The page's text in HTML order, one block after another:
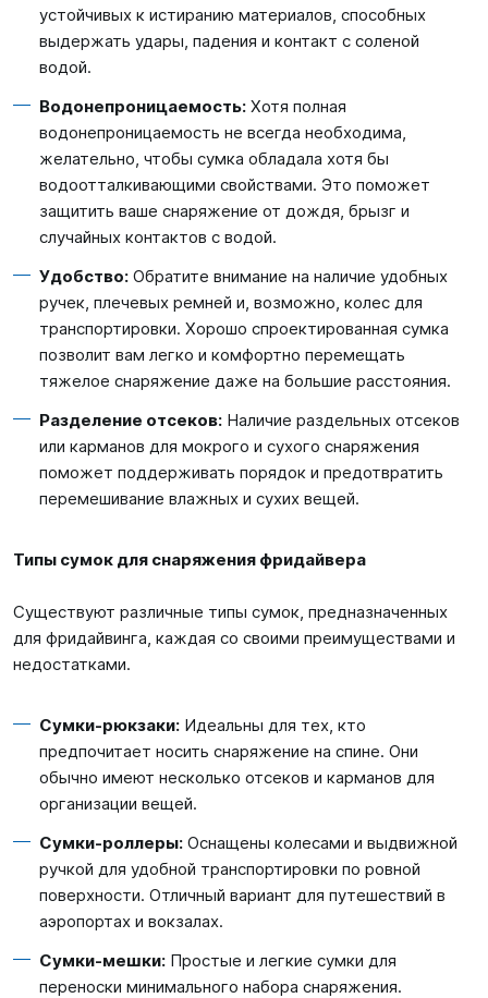
устойчивых к истиранию материалов, способных
выдержать удары, падения и контакт с соленой
водой.
Водонепроницаемость: Хотя полная
водонепроницаемость не всегда необходима,
желательно, чтобы сумка обладала хотя бы
водоотталкивающими свойствами. Это поможет
защитить ваше снаряжение от дождя, брызг и
случайных контактов с водой.
Удобство: Обратите внимание на наличие удобных
ручек, плечевых ремней и, возможно, колес для
транспортировки. Хорошо спроектированная сумка
позволит вам легко и комфортно перемещать
тяжелое снаряжение даже на большие расстояния.
Разделение отсеков: Наличие раздельных отсеков
или карманов для мокрого и сухого снаряжения
поможет поддерживать порядок и предотвратить
перемешивание влажных и сухих вещей.
Типы сумок для снаряжения фридайвера
Существуют различные типы сумок, предназначенных
для фридайвинга, каждая со своими преимуществами и
недостатками.
Сумки-рюкзаки: Идеальны для тех, кто
предпочитает носить снаряжение на спине. Они
обычно имеют несколько отсеков и карманов для
организации вещей.
Сумки-роллеры: Оснащены колесами и выдвижной
ручкой для удобной транспортировки по ровной
поверхности. Отличный вариант для путешествий в
аэропортах и вокзалах.
Сумки-мешки: Простые и легкие сумки для
переноски минимального набора снаряжения.